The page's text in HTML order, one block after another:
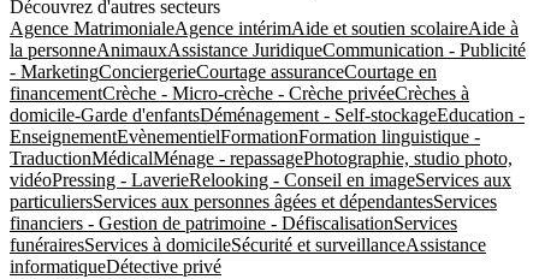
Découvrez d'autres secteurs
Agence MatrimonialeAgence intérimAide et soutien scolaireAide à
la personneAnimauxAssistance JuridiqueCommunication - Publicité
- MarketingConciergerieCourtage assuranceCourtage en
financementCrèche - Micro-crèche - Crèche privéeCrèches à
domicile-Garde d'enfantsDéménagement - Self-stockageEducation -
EnseignementEvènementielFormationFormation linguistique -
TraductionMédicalMénage - repassagePhotographie, studio photo,
vidéoPressing - LaverieRelooking - Conseil en imageServices aux
particuliersServices aux personnes âgées et dépendantesServices
financiers - Gestion de patrimoine - DéfiscalisationServices
funérairesServices à domicileSécurité et surveillanceAssistance
informatiqueDétective privé